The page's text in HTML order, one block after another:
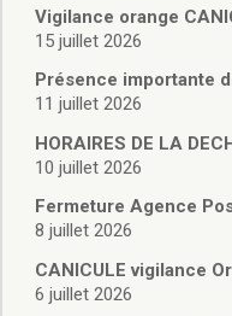
Police
Cimetière/
Services en
Licences
Cadastre
Actes d’état
Budget de
Budget
Vigilance orange
15 juillet 2026
Présence importante
11 juillet 2026
HORAIRES DE LA
10 juillet 2026
Fermeture Agence
8 juillet 2026
CANICULE vigilance
6 juillet 2026